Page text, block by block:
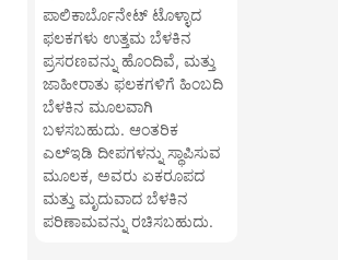
ಪಾಲಿಕಾರ್ಬೊನೇಟ್ ಟೊಳ್ಳಾದ
ಫಲಕಗಳು ಉತ್ತಮ ಬೆಳಕಿನ
ಪ್ರಸರಣವನ್ನು ಹೊಂದಿವೆ, ಮತ್ತು
ಜಾಹೀರಾತು ಫಲಕಗಳಿಗೆ ಹಿಂಬದಿ
ಬೆಳಕಿನ ಮೂಲವಾಗಿ
ಬಳಸಬಹುದು. ಆಂತರಿಕ
ಎಲ್ಇಡಿ ದೀಪಗಳನ್ನು ಸ್ಥಾಪಿಸುವ
ಮೂಲಕ, ಅವರು ಏಕರೂಪದ
ಮತ್ತು ಮೃದುವಾದ ಬೆಳಕಿನ
ಪರಿಣಾಮವನ್ನು ರಚಿಸಬಹುದು.